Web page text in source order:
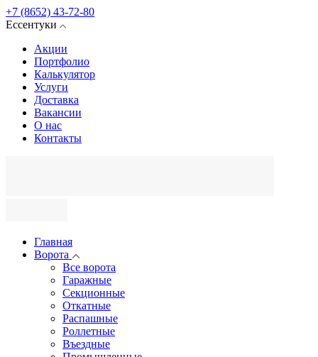
+7 (8652) 43-72-80
Ессентуки
Акции
Портфолио
Калькулятор
Услуги
Доставка
Вакансии
О нас
Контакты
Главная
Ворота
Все ворота
Гаражные
Секционные
Откатные
Распашные
Роллетные
Въездные